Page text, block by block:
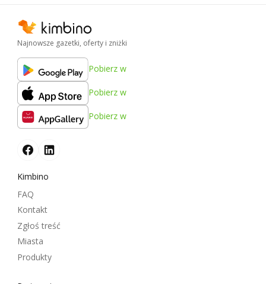
Najnowsze gazetki, oferty i zniżki
Pobierz w
Pobierz w
Pobierz w
Kimbino
FAQ
Kontakt
Zgłoś treść
Miasta
Produkty